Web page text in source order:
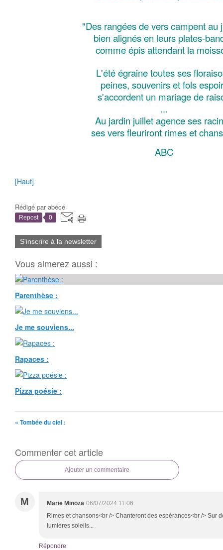
"Des rangées de vers campent au
bien alignés en leurs plates-
comme épis attendant la
L'été égraine toutes ses
peines, souvenirs et fols
s'accordent un mariage de
...
Au jardin juillet agence ses
ses vers fleuriront rimes et
ABC
[Haut]
Rédigé parabécé
Repost 0
S'inscrire à la newsletter
Vous aimerez aussi :
Parenthèse :
Je me souviens...
Rapaces :
Pizza poésie :
« Tombée du ciel :
Commenter cet article
Ajouter un commentaire
M Marie Minoza 06/07/2024 11:06
Rimes et chansons<br /> Chanteront des espérances<br /> Sur
lumières soleils...
Répondre